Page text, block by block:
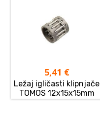
5,41 €
Ležaj igličasti klipnjače
TOMOS 12x15x15mm